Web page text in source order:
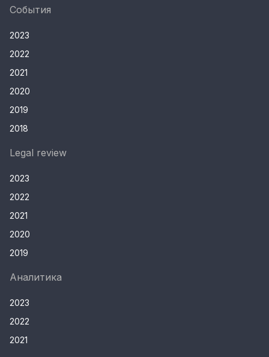
События
2023
2022
2021
2020
2019
2018
Legal review
2023
2022
2021
2020
2019
Аналитика
2023
2022
2021